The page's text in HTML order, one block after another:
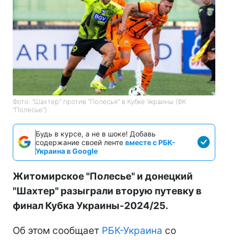
Фото: "Шахтер" против "Полесья" в Кубке Украины (ФК
"Полесье")
Будь в курсе, а не в шоке! Добавь
содержание своей ленте вместе с РБК-
Украина в Google
Житомирское "Полесье" и донецкий
"Шахтер" разыграли вторую путевку в
финал Кубка Украины-2024/25.
Об этом сообщает РБК-Украина со